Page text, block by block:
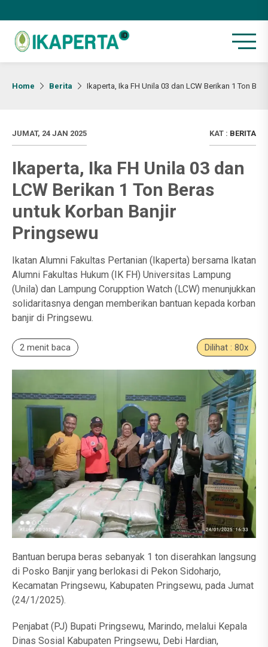
Home Berita Ikaperta, Ika FH Unila 03 dan LCW Berikan 1 Ton
JUMAT, 24 JAN 2025 KAT : BERITA
Ikaperta, Ika FH Unila 03 dan
LCW Berikan 1 Ton Beras
untuk Korban Banjir
Pringsewu
Ikatan Alumni Fakultas Pertanian (Ikaperta) bersama Ikatan
Alumni Fakultas Hukum (IK FH) Universitas Lampung
(Unila) dan Lampung Corupption Watch (LCW) menunjukkan
solidaritasnya dengan memberikan bantuan kepada korban
banjir di Pringsewu.
2 menit baca Dilihat : 80x
Bantuan berupa beras sebanyak 1 ton diserahkan langsung
di Posko Banjir yang berlokasi di Pekon Sidoharjo,
Kecamatan Pringsewu, Kabupaten Pringsewu, pada Jumat
(24/1/2025).
Penjabat (PJ) Bupati Pringsewu, Marindo, melalui Kepala
Dinas Sosial Kabupaten Pringsewu, Debi Hardian,